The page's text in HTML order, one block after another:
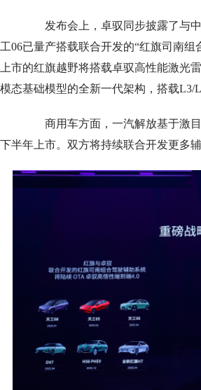
发布会上，卓驭同步披露了与中
工06已量产搭载联合开发的“红旗司南
上市的红旗越野将搭载卓驭高性能激光
模态基础模型的全新一代架构，搭载L3/
商用车方面，一汽解放基于激目
下半年上市。双方将持续联合开发更多